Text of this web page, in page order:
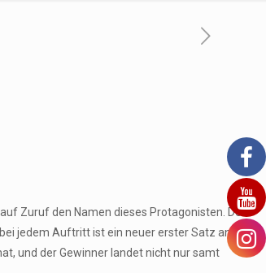
Zuruf den Namen dieses Protagonisten. Den
jedem Auftritt ist ein neuer erster Satz an der
und der Gewinner landet nicht nur samt